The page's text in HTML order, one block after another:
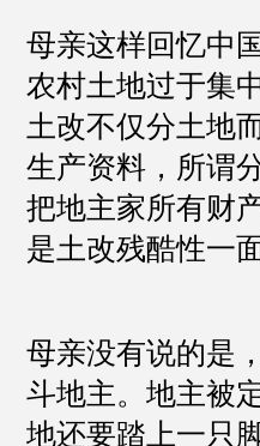
母亲这样回忆中
农村土地过于集
土改不仅分土地
生产资料，所谓
把地主家所有财
是土改残酷性一面
母亲没有说的是
斗地主。地主被
地还要踏上一只